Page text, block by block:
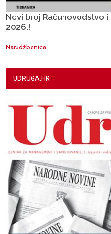
Novi broj Računovodstvo
2026.!
Narudžbenica
UDRUGA.HR